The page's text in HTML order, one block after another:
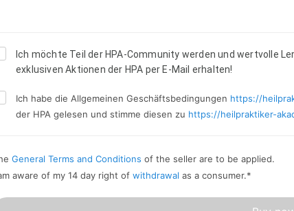
Ich möchte Teil der HPA-Community werden und wertvolle
exklusiven Aktionen der HPA per E-Mail erhalten!
Ich habe die Allgemeinen Geschäftsbedingungen https://
der HPA gelesen und stimme diesen zu https://heilpraktiker-
General Terms and Conditions of the seller are to be applied.
aware of my 14 day right of withdrawal as a consumer.*